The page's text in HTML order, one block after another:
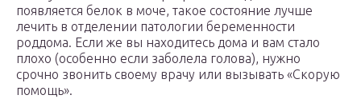
появляется белок в моче, такое состояние лучше
лечить в отделении патологии беременности
роддома. Если же вы находитесь дома и вам стало
плохо (особенно если заболела голова), нужно
срочно звонить своему врачу или вызывать «Скорую
помощь».